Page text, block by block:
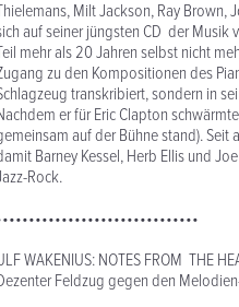
Milt Jackson, Ray Brown,
auf seiner jüngsten CD der Musik
mehr als 20 Jahren selbst nicht
zu den Kompositionen des
transkribiert, sondern in
er für Eric Clapton
auf der Bühne stand). Seit
Barney Kessel, Herb Ellis und
Rock.
WAKENIUS: NOTES FROM THE
Feldzug gegen den